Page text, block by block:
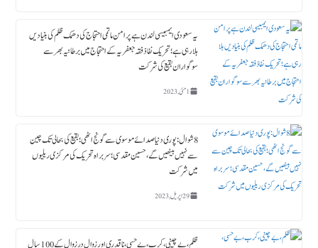
یہ سعودی ایمبیسی لندن ہے پرامن ماتمی احتجاج کی دھمک ظلم کی بنیادیں
ہلا رہی ہے؛ تحریک نفاذ فقہ جعفریہ کے احتجاج میں برطانیہ بھر سے
سوگواران بقیع کی شرکت
1 مئی, 2023
8 شوال : پوری دنیا صدائے موسوی سے گونج اٹھی ؛ بقیع کی بحالی تک چین
سے نہیں بیٹھیں گے، حسین مقدسی؛ سربراہ تحریک کی مرکزی ریلیوں
میں شرکت
29 اپریل, 2023
ظلم،بے چینی،کرب، بے حسی، ناقدری اور زوال در زوال کے 100سال